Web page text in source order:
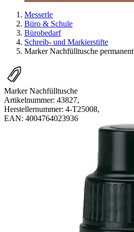
Messerle
Büro & Schule
Bürobedarf
Schreib- und Markierstifte
Marker Nachfülltusche permanent
Marker Nachfülltusche
Artikelnummer: 43827,
Herstellernummer: 4-T25008,
EAN: 4004764023936